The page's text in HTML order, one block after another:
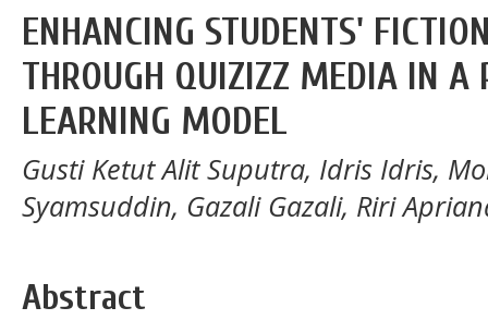
ENHANCING STUDENTS'
THROUGH QUIZIZZ MEDIA IN A
LEARNING MODEL
Gusti Ketut Alit Suputra, Idris Idris,
Syamsuddin, Gazali Gazali, Riri
Abstract